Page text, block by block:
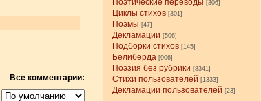
[306]
Циклы стихов [301]
Поэмы [47]
Декламации [506]
Подборки стихов [145]
Белиберда [906]
Поэзия без рубрики [8341]
Стихи пользователей [1333]
Декламации пользователей [23]
Все комментарии: